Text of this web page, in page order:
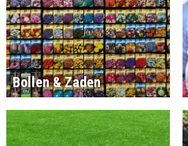
Bollen & Zaden